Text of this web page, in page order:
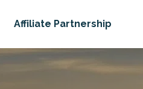
Affiliate Partnership